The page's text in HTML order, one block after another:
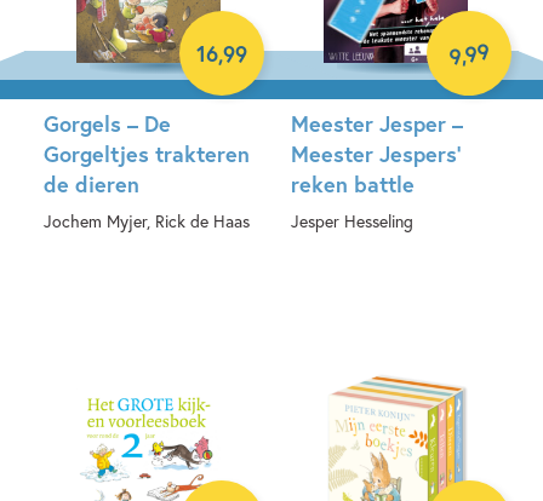
Gorgels – De
Gorgeltjes trakteren
de dieren
Jochem Myjer, Rick de Haas
16,99
Meester Jesper –
Meester Jespers’
reken battle
Jesper Hesseling
9,99